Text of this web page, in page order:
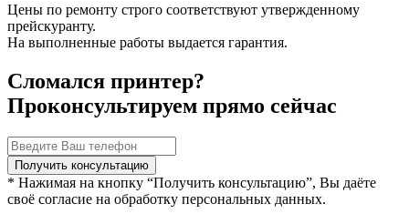
Цены по ремонту строго соответствуют утвержденному
прейскуранту.
На выполненные работы выдается гарантия.
Сломался принтер?
Проконсультируем прямо сейчас
* Нажимая на кнопку “Получить консультацию”, Вы даёте
своё согласие на обработку персональных данных.